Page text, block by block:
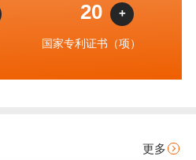
20 +
国家专利证书（项）
更多